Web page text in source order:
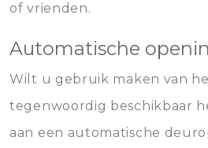
of vrienden.
Automatische
Wilt u gebruik maken van
tegenwoordig beschikbaar
aan een automatische